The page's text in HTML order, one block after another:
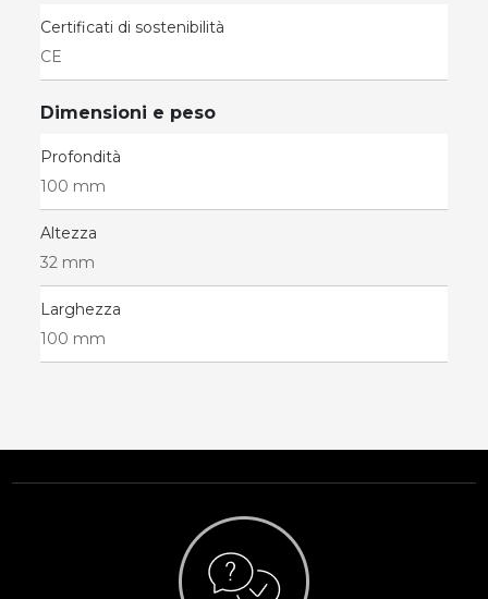
Certificati di sostenibilità
CE
Dimensioni e peso
Profondità
100 mm
Altezza
32 mm
Larghezza
100 mm